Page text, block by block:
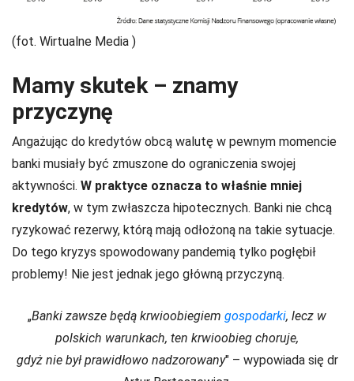
(fot. Wirtualne Media )
Mamy skutek – znamy
przyczynę
Angażując do kredytów obcą walutę w pewnym momencie
banki musiały być zmuszone do ograniczenia swojej
aktywności. W praktyce oznacza to właśnie mniej
kredytów, w tym zwłaszcza hipotecznych. Banki nie chcą
ryzykować rezerwy, którą mają odłożoną na takie sytuacje.
Do tego kryzys spowodowany pandemią tylko pogłębił
problemy! Nie jest jednak jego główną przyczyną.
„Banki zawsze będą krwioobiegiem gospodarki, lecz w
polskich warunkach, ten krwioobieg choruje,
gdyż nie był prawidłowo nadzorowany" – wypowiada się dr